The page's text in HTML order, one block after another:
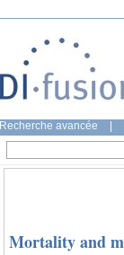
Recherche avancée
Mortality and